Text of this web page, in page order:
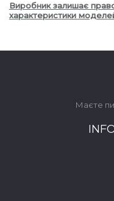
Виробник залишає
характеристики
Маєте